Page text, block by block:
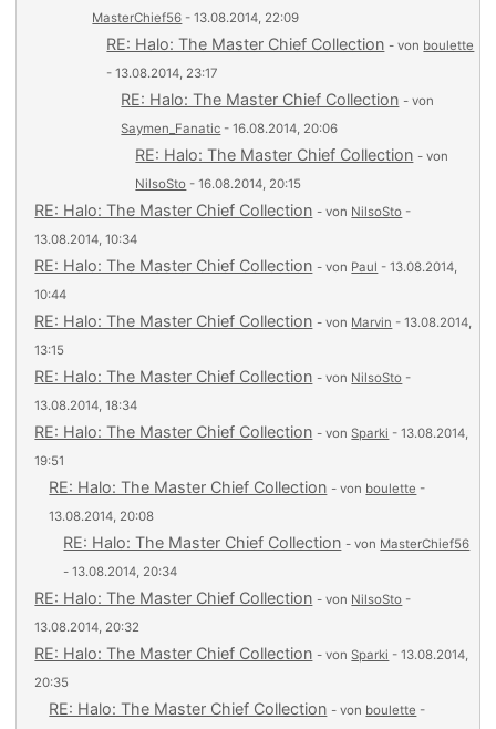
MasterChief56 - 13.08.2014, 22:09
RE: Halo: The Master Chief Collection - von boulette
- 13.08.2014, 23:17
RE: Halo: The Master Chief Collection - von
Saymen_Fanatic - 16.08.2014, 20:06
RE: Halo: The Master Chief Collection - von
NilsoSto - 16.08.2014, 20:15
RE: Halo: The Master Chief Collection - von NilsoSto -
13.08.2014, 10:34
RE: Halo: The Master Chief Collection - von Paul - 13.08.2014,
10:44
RE: Halo: The Master Chief Collection - von Marvin - 13.08.2014,
13:15
RE: Halo: The Master Chief Collection - von NilsoSto -
13.08.2014, 18:34
RE: Halo: The Master Chief Collection - vonSparki - 13.08.2014,
19:51
RE: Halo: The Master Chief Collection - von boulette -
13.08.2014, 20:08
RE: Halo: The Master Chief Collection - von MasterChief56
- 13.08.2014, 20:34
RE: Halo: The Master Chief Collection - von NilsoSto -
13.08.2014, 20:32
RE: Halo: The Master Chief Collection - vonSparki - 13.08.2014,
20:35
RE: Halo: The Master Chief Collection - von boulette -